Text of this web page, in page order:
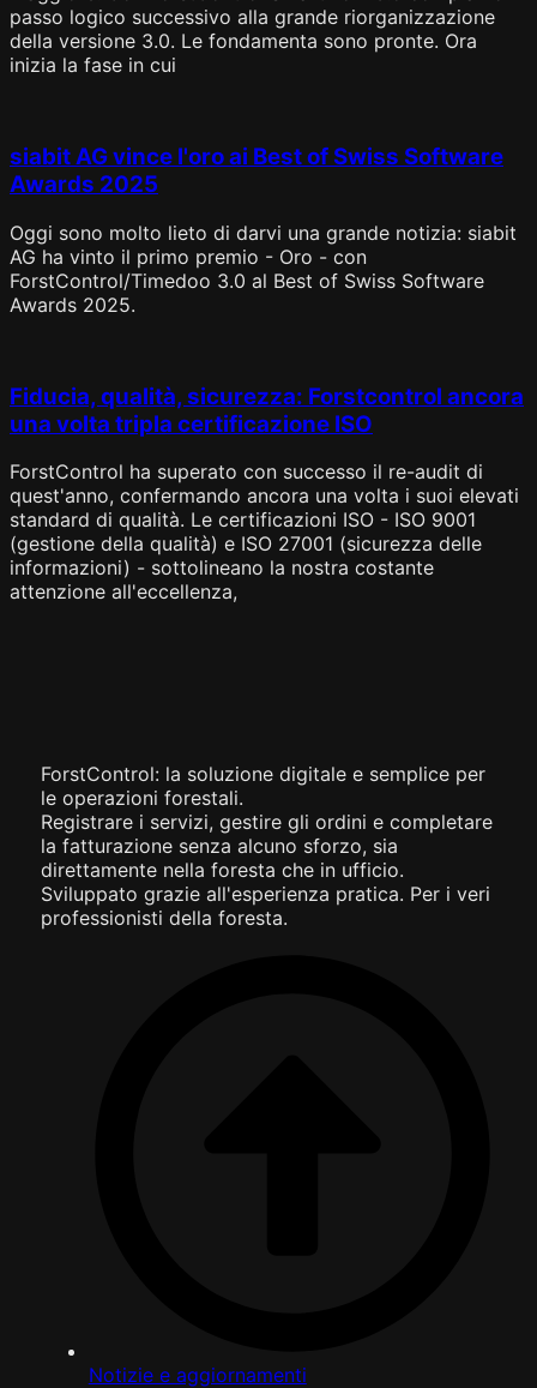
passo logico successivo alla grande riorganizzazione
della versione 3.0. Le fondamenta sono pronte. Ora
inizia la fase in cui
siabit AG vince l'oro ai Best of Swiss Software
Awards 2025
Oggi sono molto lieto di darvi una grande notizia: siabit
AG ha vinto il primo premio - Oro - con
ForstControl/Timedoo 3.0 al Best of Swiss Software
Awards 2025.
Fiducia, qualità, sicurezza: Forstcontrol ancora
una volta tripla certificazione ISO
ForstControl ha superato con successo il re-audit di
quest'anno, confermando ancora una volta i suoi elevati
standard di qualità. Le certificazioni ISO - ISO 9001
(gestione della qualità) e ISO 27001 (sicurezza delle
informazioni) - sottolineano la nostra costante
attenzione all'eccellenza,
ForstControl: la soluzione digitale e semplice per
le operazioni forestali.
Registrare i servizi, gestire gli ordini e completare
la fatturazione senza alcuno sforzo, sia
direttamente nella foresta che in ufficio.
Sviluppato grazie all'esperienza pratica. Per i veri
professionisti della foresta.
Notizie e aggiornamenti